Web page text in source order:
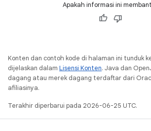
Apakah informasi ini
Konten dan contoh kode di halaman ini tunduk
dijelaskan dalam Lisensi Konten. Java dan
dagang atau merek dagang terdaftar dari
afiliasinya.
Terakhir diperbarui pada 2026-06-25 UTC.